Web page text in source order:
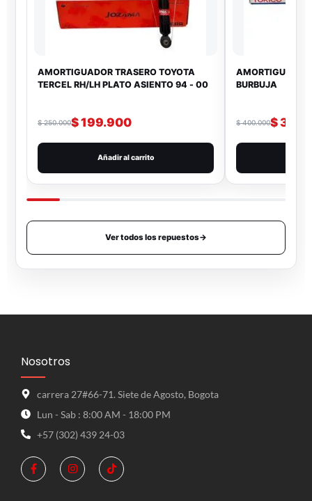
AMORTIGUADOR TRASERO TOYOTA
TERCEL RH/LH PLATO ASIENTO 94 - 00
$250.000$199.900
Añadir al carrito
BURBUJA
$400.000$
Ver todos los repuestos→
Nosotros
carrera 27#66-71. Siete de Agosto, Bogota
Lun - Sab : 8:00 AM - 18:00 PM
+57 (302) 439 24-03